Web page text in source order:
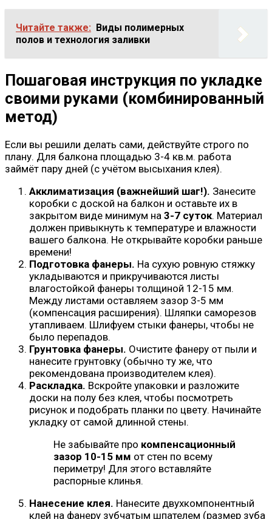
Читайте также:
Виды полимерных
полов и технология заливки
Пошаговая инструкция по укладке
своими руками (комбинированный
метод)
Если вы решили делать сами, действуйте строго по
плану. Для балкона площадью 3-4 кв.м. работа
займёт пару дней (с учётом высыхания клея).
Акклиматизация (важнейший шаг!). Занесите
коробки с доской на балкон и оставьте их в
закрытом виде минимум на 3-7 суток. Материал
должен привыкнуть к температуре и влажности
вашего балкона. Не открывайте коробки раньше
времени!
Подготовка фанеры. На сухую ровную стяжку
укладываются и прикручиваются листы
влагостойкой фанеры толщиной 12-15 мм.
Между листами оставляем зазор 3-5 мм
(компенсация расширения). Шляпки саморезов
утапливаем. Шлифуем стыки фанеры, чтобы не
было перепадов.
Грунтовка фанеры. Очистите фанеру от пыли и
нанесите грунтовку (обычно ту же, что
рекомендована производителем клея).
Раскладка. Вскройте упаковки и разложите
доски на полу без клея, чтобы посмотреть
рисунок и подобрать планки по цвету. Начинайте
укладку от самой длинной стены.
Не забывайте про компенсационный
зазор 10-15 мм от стен по всему
периметру! Для этого вставляйте
распорные клинья.
Нанесение клея. Нанесите двухкомпонентный
клей на фанеру зубчатым шпателем (размер зуба